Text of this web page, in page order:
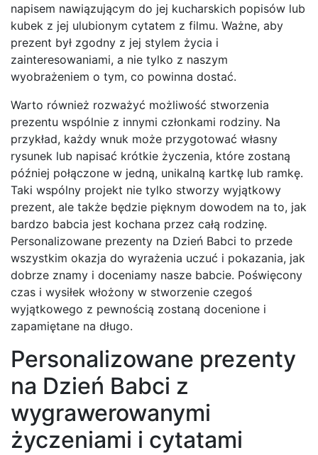
napisem nawiązującym do jej kucharskich popisów lub
kubek z jej ulubionym cytatem z filmu. Ważne, aby
prezent był zgodny z jej stylem życia i
zainteresowaniami, a nie tylko z naszym
wyobrażeniem o tym, co powinna dostać.
Warto również rozważyć możliwość stworzenia
prezentu wspólnie z innymi członkami rodziny. Na
przykład, każdy wnuk może przygotować własny
rysunek lub napisać krótkie życzenia, które zostaną
później połączone w jedną, unikalną kartkę lub ramkę.
Taki wspólny projekt nie tylko stworzy wyjątkowy
prezent, ale także będzie pięknym dowodem na to, jak
bardzo babcia jest kochana przez całą rodzinę.
Personalizowane prezenty na Dzień Babci to przede
wszystkim okazja do wyrażenia uczuć i pokazania, jak
dobrze znamy i doceniamy nasze babcie. Poświęcony
czas i wysiłek włożony w stworzenie czegoś
wyjątkowego z pewnością zostaną docenione i
zapamiętane na długo.
Personalizowane prezenty
na Dzień Babci z
wygrawerowanymi
życzeniami i cytatami